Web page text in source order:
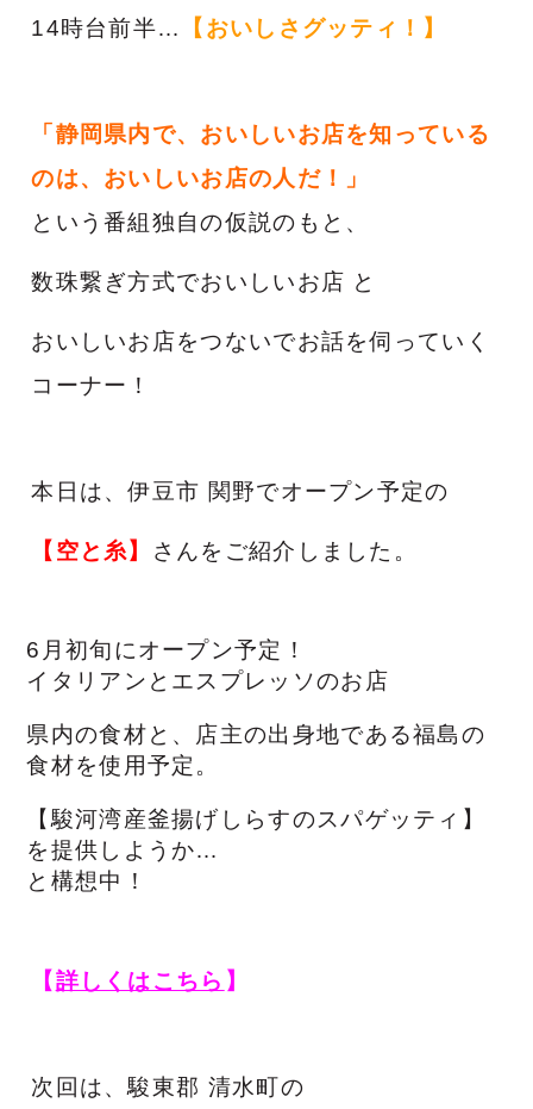
14時台前半… 【おいしさグッティ！】
「静岡県内で、おいしいお店を知っている
のは、おいしいお店の人だ！」
という番組独自の仮説のもと、
数珠繋ぎ方式でおいしいお店 と
おいしいお店をつないでお話を伺っていく
コーナー！
本日は、伊豆市 関野でオープン予定の
【空と糸】 さんをご紹介しました。
6月初旬にオープン予定！
イタリアンとエスプレッソのお店
県内の食材と、店主の出身地である福島の
食材を使用予定。
【駿河湾産釜揚げしらすのスパゲッティ】
を提供しようか…
と構想中！
【 詳しくはこちら 】
次回は、駿東郡 清水町の